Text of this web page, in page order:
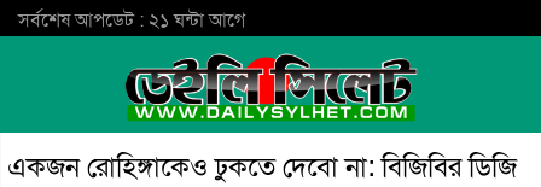
সর্বশেষ আপডেট : ২১ ঘন্টা আগে
একজন রোহিঙ্গাকেও ঢুকতে দেবো না: বিজিবির ডিজি